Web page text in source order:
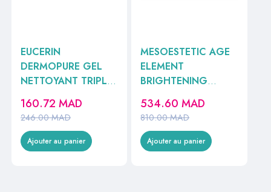
EUCERIN
DERMOPURE GEL
NETTOYANT TRIPLE
ACTION 150ML
REF63833
246.00MAD
160.72 MAD
Ajouter au panier
MESOESTETIC AGE
ELEMENT
BRIGHTENING
CONCENTRATE
30ML
810.00MAD
534.60MAD
Ajouter au panier